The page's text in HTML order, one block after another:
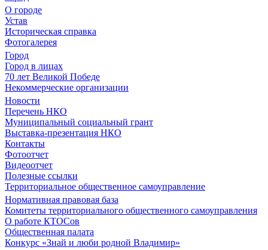
О городе
Устав
Историческая справка
Фотогалерея
Город
Город в лицах
70 лет Великой Победе
Некоммерческие организации
Новости
Перечень НКО
Муниципальный социальный грант
Выставка-презентация НКО
Контакты
Фотоотчет
Видеоотчет
Полезные ссылки
Территориальное общественное самоуправление
Нормативная правовая база
Комитеты территориального общественного самоуправления
О работе КТОСов
Общественная палата
Конкурс «Знай и люби родной Владимир»